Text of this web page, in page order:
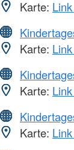
Karte:
Karte:
Karte:
Karte: